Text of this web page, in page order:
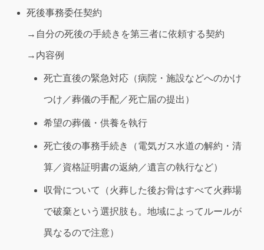
死後事務委任契約
→自分の死後の手続きを第三者に依頼する契約
→内容例
死亡直後の緊急対応（病院・施設などへのかけ
つけ／葬儀の手配／死亡届の提出）
希望の葬儀・供養を執行
死亡後の事務手続き（電気ガス水道の解約・清
算／資格証明書の返納／遺言の執行など）
収骨について（火葬した後お骨はすべて火葬場
で破棄という選択肢も。地域によってルールが
異なるので注意）